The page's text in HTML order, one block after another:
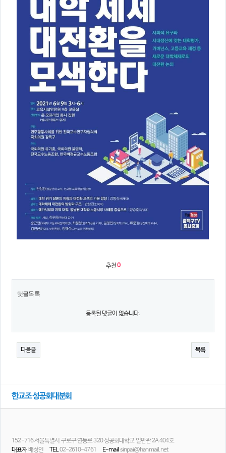
토론회자료
추천0
댓글목록
등록된 댓글이 없습니다.
다음글 목록
한교조 성공회대분회
152-716 서울특별시 구로구 연동로 320 성공회대학교 일만관 2A 404호
대표자배성인 TEL02-2610-4761 E-mail sinpai@hanmail.net